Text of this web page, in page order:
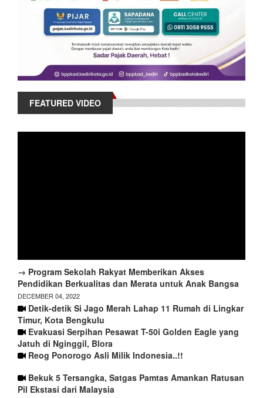
FEATURED VIDEO
→ Program Sekolah Rakyat Memberikan Akses
Pendidikan Berkualitas dan Merata untuk Anak Bangsa
DECEMBER 04, 2022
Detik-detik Si Jago Merah Lahap 11 Rumah di Lingkar
Timur, Kota Bengkulu
Evakuasi Serpihan Pesawat T-50i Golden Eagle yang
Jatuh di Nginggil, Blora
Reog Ponorogo Asli Milik Indonesia..!!
Bekuk 5 Tersangka, Satgas Pamtas Amankan Ratusan
Pil Ekstasi dari Malaysia